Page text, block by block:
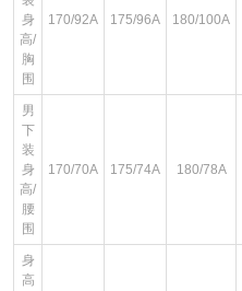
身
高/
胸
围
170/92A 175/96A 180/100A
男
下
装
身
高/
腰
围
170/70A 175/74A 180/78A
身
高